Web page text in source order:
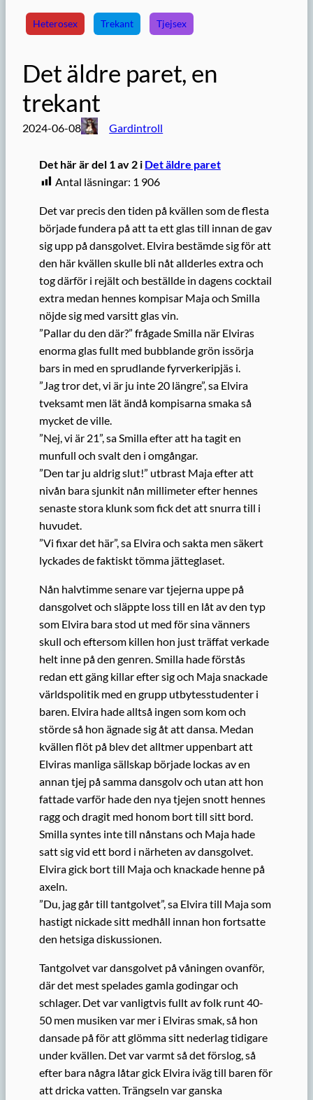
Heterosex Trekant Tjejsex
Det äldre paret, en
trekant
2024-06-08 Gardintroll
Det här är del 1 av 2 i Det äldre paret
Antal läsningar: 1 906
Det var precis den tiden på kvällen som de flesta
började fundera på att ta ett glas till innan de gav
sig upp på dansgolvet. Elvira bestämde sig för att
den här kvällen skulle bli nåt allderles extra och
tog därför i rejält och beställde in dagens cocktail
extra medan hennes kompisar Maja och Smilla
nöjde sig med varsitt glas vin.
”Pallar du den där?” frågade Smilla när Elviras
enorma glas fullt med bubblande grön issörja
bars in med en sprudlande fyrverkeripjäs i.
”Jag tror det, vi är ju inte 20 längre”, sa Elvira
tveksamt men lät ändå kompisarna smaka så
mycket de ville.
”Nej, vi är 21”, sa Smilla efter att ha tagit en
munfull och svalt den i omgångar.
”Den tar ju aldrig slut!” utbrast Maja efter att
nivån bara sjunkit nån millimeter efter hennes
senaste stora klunk som fick det att snurra till i
huvudet.
”Vi fixar det här”, sa Elvira och sakta men säkert
lyckades de faktiskt tömma jätteglaset.
Nån halvtimme senare var tjejerna uppe på
dansgolvet och släppte loss till en låt av den typ
som Elvira bara stod ut med för sina vänners
skull och eftersom killen hon just träffat verkade
helt inne på den genren. Smilla hade förstås
redan ett gäng killar efter sig och Maja snackade
världspolitik med en grupp utbytesstudenter i
baren. Elvira hade alltså ingen som kom och
störde så hon ägnade sig åt att dansa. Medan
kvällen flöt på blev det alltmer uppenbart att
Elviras manliga sällskap började lockas av en
annan tjej på samma dansgolv och utan att hon
fattade varför hade den nya tjejen snott hennes
ragg och dragit med honom bort till sitt bord.
Smilla syntes inte till nånstans och Maja hade
satt sig vid ett bord i närheten av dansgolvet.
Elvira gick bort till Maja och knackade henne på
axeln.
”Du, jag går till tantgolvet”, sa Elvira till Maja som
hastigt nickade sitt medhåll innan hon fortsatte
den hetsiga diskussionen.
Tantgolvet var dansgolvet på våningen ovanför,
där det mest spelades gamla godingar och
schlager. Det var vanligtvis fullt av folk runt 40-
50 men musiken var mer i Elviras smak, så hon
dansade på för att glömma sitt nederlag tidigare
under kvällen. Det var varmt så det förslog, så
efter bara några låtar gick Elvira iväg till baren för
att dricka vatten. Trängseln var ganska